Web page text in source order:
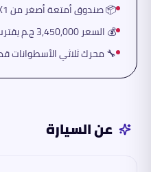
📦 صندوق أمتعة أصغر من X1 بسبب الشكل الكوبيه
💰 السعر 3,450,000 ج.م يقترب من iX2 الكهربائية
🔧 محرك ثلاثي الأسطوانات
عن السيارة